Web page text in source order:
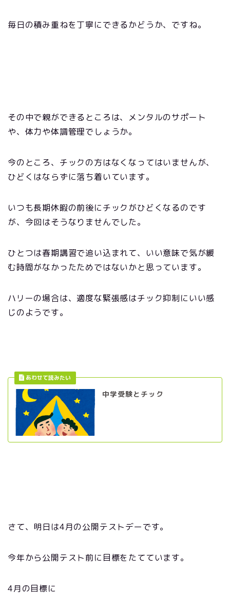
毎日の積み重ねを丁寧にできるかどうか、ですね。
その中で親ができるところは、メンタルのサポート
や、体力や体調管理でしょうか。
今のところ、チックの方はなくなってはいませんが、
ひどくはならずに落ち着いています。
いつも長期休暇の前後にチックがひどくなるのです
が、今回はそうなりませんでした。
ひとつは春期講習で追い込まれて、いい意味で気が緩
む時間がなかったためではないかと思っています。
ハリーの場合は、適度な緊張感はチック抑制にいい感
じのようです。
中学受験とチック
さて、明日は4月の公開テストデーです。
今年から公開テスト前に目標をたてています。
4月の目標に